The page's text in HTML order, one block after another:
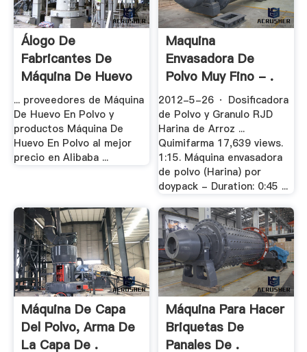
Álogo De
Fabricantes De
Máquina De Huevo
En .
... proveedores de Máquina
De Huevo En Polvo y
productos Máquina De
Huevo En Polvo al mejor
precio en Alibaba ...
Maquina
Envasadora De
Polvo Muy Fino - .
2012-5-26 · Dosificadora
de Polvo y Granulo RJD
Harina de Arroz ...
Quimifarma 17,639 views.
1:15. Máquina envasadora
de polvo (Harina) por
doypack - Duration: 0:45 ...
Máquina De Capa
Del Polvo, Arma De
La Capa De .
Máquina Para Hacer
Briquetas De
Panales De .